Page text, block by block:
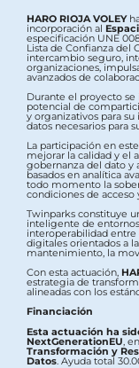
HARO RIOJA VOLEY
incorporación al
especificación UNE
Lista de Confianza del
intercambio seguro,
organizaciones,
avanzados de
Durante el proyecto
potencial de
y organizativos para
datos necesarios para
La participación en
mejorar la calidad y el
gobernanza del dato y
basados en analítica
todo momento la
condiciones de acceso
Twinparks constituye
inteligente de
interoperabilidad entre
digitales orientados a
mantenimiento, la
Con esta actuación,
estrategia de
alineadas con los
Financiación
Esta actuación ha
NextGenerationEU ,
Transformación y
Datos . Ayuda total